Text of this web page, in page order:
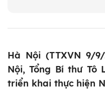
Hà Nội (TTXVN 9/
Nội, Tổng Bí thư Tô
triển khai thực hiện